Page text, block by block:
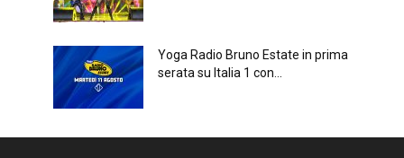
Yoga Radio Bruno Estate in prima
serata su Italia 1 con...